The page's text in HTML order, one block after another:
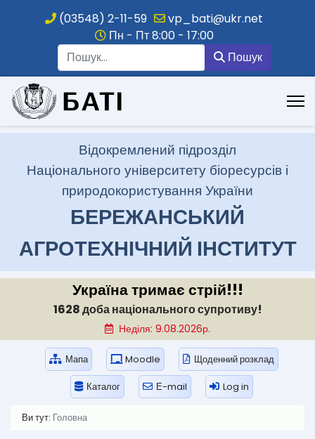
(03548) 2-11-59
vp_bati@ukr.net
Пн - Пт 8:00 - 17:00
Пошук
.
Відокремлений підрозділ
Національного університету біоресурсів і
природокористування України
БЕРЕЖАНСЬКИЙ
АГРОТЕХНІЧНИЙ ІНСТИТУТ
Україна тримає стрій!!!
1628 доба національного супротиву!
Неділя: 9.08.2026р.
Мапа Moodle Щоденний розклад
Каталог Е-mail Log in
Ви тут: Головна